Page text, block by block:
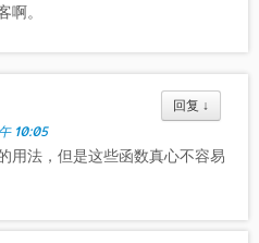
啊。
回复 ↓
10:05
用法，但是这些函数真心不容易